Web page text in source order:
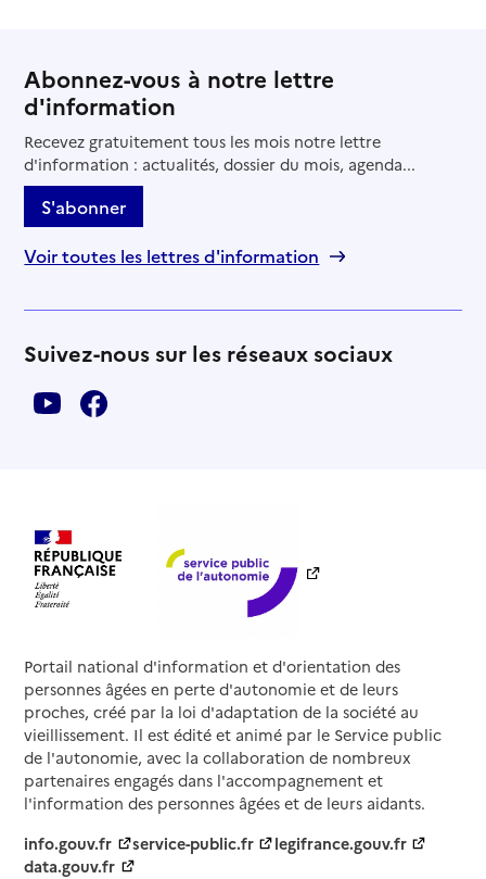
Abonnez-vous à notre lettre
d'information
Recevez gratuitement tous les mois notre lettre
d'information : actualités, dossier du mois, agenda...
S'abonner
Voir toutes les lettres d'information
Suivez-nous sur les réseaux sociaux
Portail national d'information et d'orientation des
personnes âgées en perte d'autonomie et de leurs
proches, créé par la loi d'adaptation de la société au
vieillissement. Il est édité et animé par le Service public
de l'autonomie, avec la collaboration de nombreux
partenaires engagés dans l'accompagnement et
l'information des personnes âgées et de leurs aidants.
info.gouv.fr
service-public.fr
legifrance.gouv.fr
data.gouv.fr